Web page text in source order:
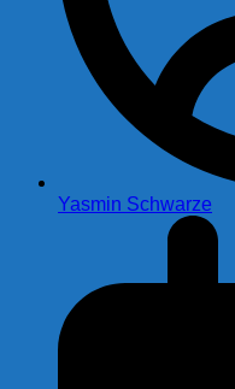
Yasmin Schwarze